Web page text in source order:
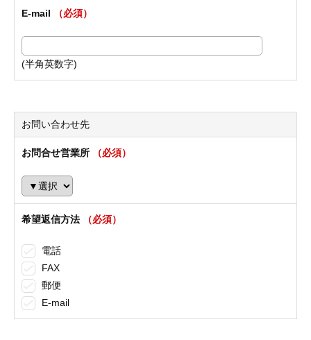
E-mail （必須）
(半角英数字)
お問い合わせ先
お問合せ営業所 （必須）
希望返信方法 （必須）
電話
FAX
郵便
E-mail